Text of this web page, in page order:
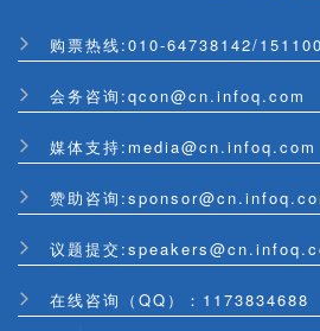
购票热线:010-64738142/
会务咨询:qcon@cn.infoq.com
媒体支持:media@cn.infoq.com
赞助咨询
议题提交
在线咨询（QQ）：1173834688